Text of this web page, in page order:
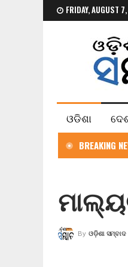
FRIDAY, AUGUST
ଓଡିଶା
BREAKING
By ଓଡ଼ିଶା